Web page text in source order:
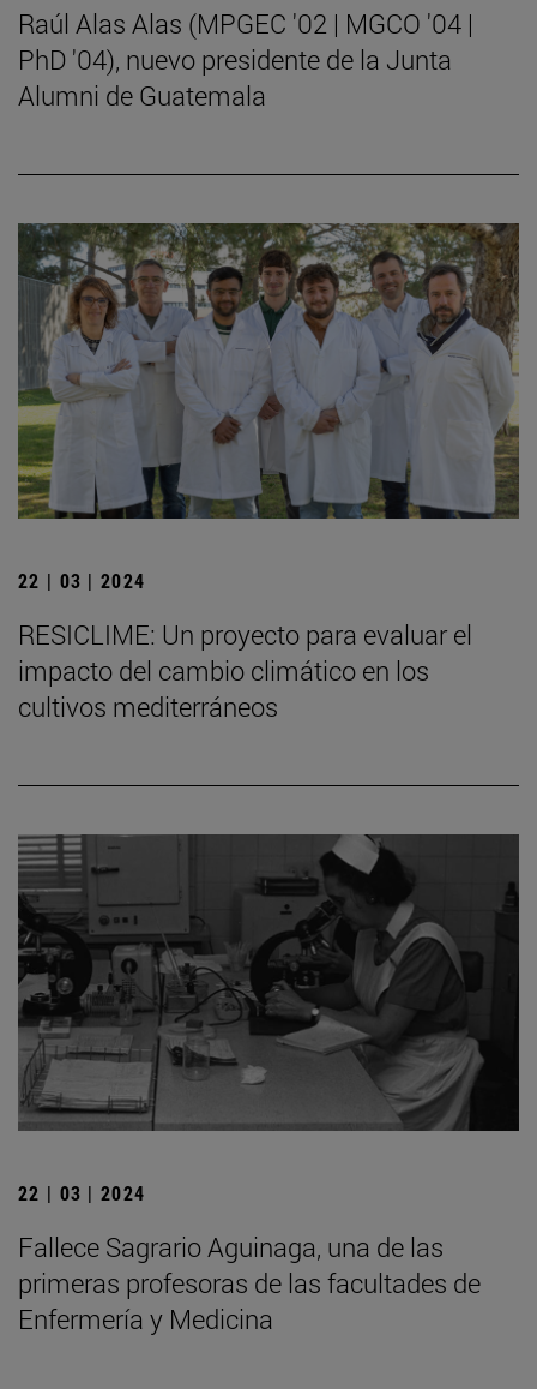
Raúl Alas Alas (MPGEC '02 | MGCO '04 |
PhD '04), nuevo presidente de la Junta
Alumni de Guatemala
22 | 03 | 2024
RESICLIME: Un proyecto para evaluar el
impacto del cambio climático en los
cultivos mediterráneos
22 | 03 | 2024
Fallece Sagrario Aguinaga, una de las
primeras profesoras de las facultades de
Enfermería y Medicina